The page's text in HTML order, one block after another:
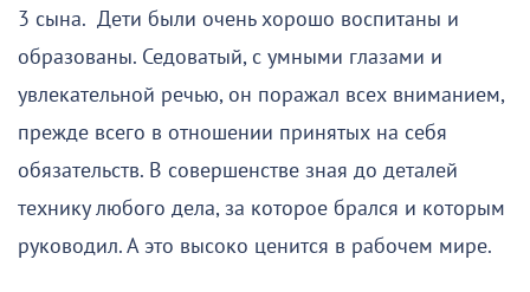
3 сына. Дети были очень хорошо воспитаны и
образованы. Седоватый, с умными глазами и
увлекательной речью, он поражал всех вниманием,
прежде всего в отношении принятых на себя
обязательств. В совершенстве зная до деталей
технику любого дела, за которое брался и которым
руководил. А это высоко ценится в рабочем мире.